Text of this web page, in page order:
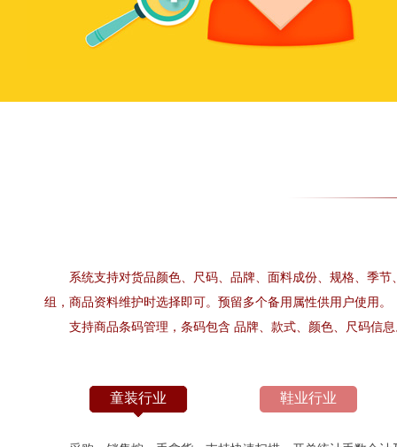
系统支持对货品颜色、尺码、品牌、面料成份、规格、季节
组，商品资料维护时选择即可。预留多个备用属性供用户使用。
支持商品条码管理，条码包含 品牌、款式、颜色、尺码信息
童装行业 鞋业行业